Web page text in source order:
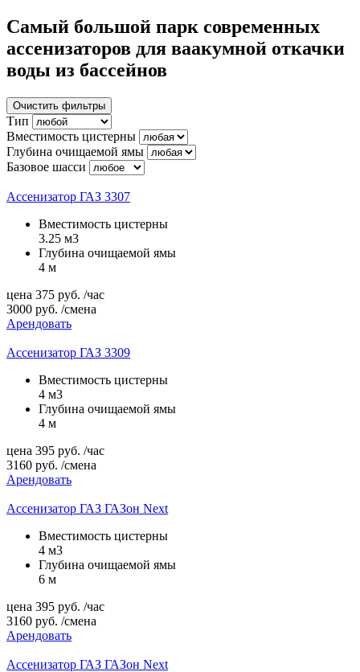
Самый большой парк современных
ассенизаторов для ваакумной откачки
воды из бассейнов
Очистить фильтры
Тип
Вместимость цистерны
Глубина очищаемой ямы
Базовое шасси
Ассенизатор ГАЗ 3307
Вместимость цистерны
3.25 м3
Глубина очищаемой ямы
4 м
цена 375 руб. /час
3000 руб. /смена
Арендовать
Ассенизатор ГАЗ 3309
Вместимость цистерны
4 м3
Глубина очищаемой ямы
4 м
цена 395 руб. /час
3160 руб. /смена
Арендовать
Ассенизатор ГАЗ ГАЗон Next
Вместимость цистерны
4 м3
Глубина очищаемой ямы
6 м
цена 395 руб. /час
3160 руб. /смена
Арендовать
Ассенизатор ГАЗ ГАЗон Next